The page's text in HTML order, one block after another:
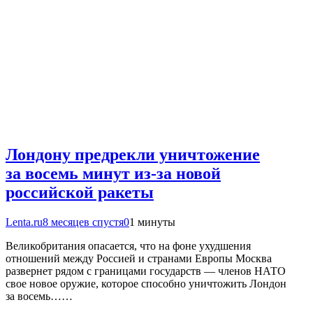
Лондону предрекли уничтожение
за восемь минут из-за новой
российской ракеты
Lenta.ru8 месяцев спустя01 минуты
Великобритания опасается, что на фоне ухудшения
отношений между Россией и странами Европы Москва
развернет рядом с границами государств — членов НАТО
свое новое оружие, которое способно уничтожить Лондон
за восемь……